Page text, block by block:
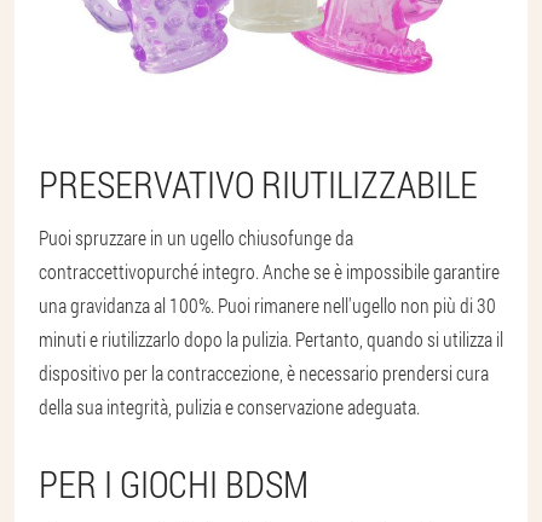
PRESERVATIVO RIUTILIZZABILE
Puoi spruzzare in un ugello chiusofunge da
contraccettivopurché integro. Anche se è impossibile garantire
una gravidanza al 100%. Puoi rimanere nell'ugello non più di 30
minuti e riutilizzarlo dopo la pulizia. Pertanto, quando si utilizza il
dispositivo per la contraccezione, è necessario prendersi cura
della sua integrità, pulizia e conservazione adeguata.
PER I GIOCHI BDSM